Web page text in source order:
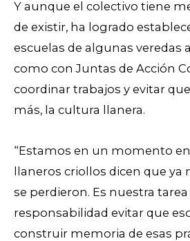
Y aunque el colectivo tiene
de existir, ha logrado
escuelas de algunas veredas
como con Juntas de Acción
coordinar trabajos y evitar
más, la cultura llanera.
“Estamos en un momento
llaneros criollos dicen que ya
se perdieron. Es nuestra
responsabilidad evitar que
construir memoria de esas